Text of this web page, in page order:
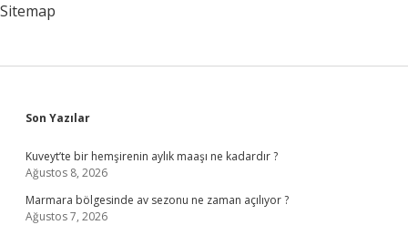
Sitemap
Sidebar
Son Yazılar
Kuveyt’te bir hemşirenin aylık maaşı ne kadardır ?
Ağustos 8, 2026
Marmara bölgesinde av sezonu ne zaman açılıyor ?
Ağustos 7, 2026